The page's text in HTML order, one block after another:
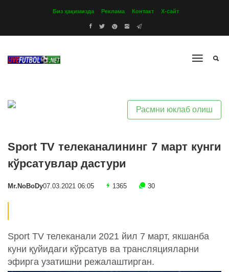
Биз ҳақимизда Реклама Контакт Х-сайт
Расмни юклаб олиш
Sport TV телеканалининг 7 март кунги
кўрсатувлар дастури
Mr.NoBoDy07.03.2021 06:05 1365 30
Sport TV телеканали 2021 йил 7 март, якшанба
куни қуйидаги кўрсатув ва трансляцияларни
эфирга узатишни режалаштирган.